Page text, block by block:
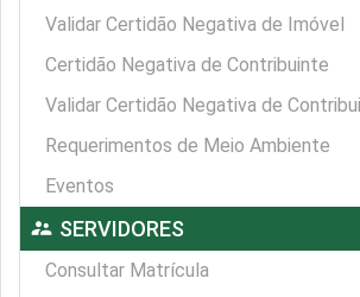
Validar Certidão Negativa de Imóvel
Certidão Negativa de Contribuinte
Validar Certidão Negativa de
Requerimentos de Meio Ambiente
Eventos
supervisor_account SERVIDORES
Consultar Matrícula